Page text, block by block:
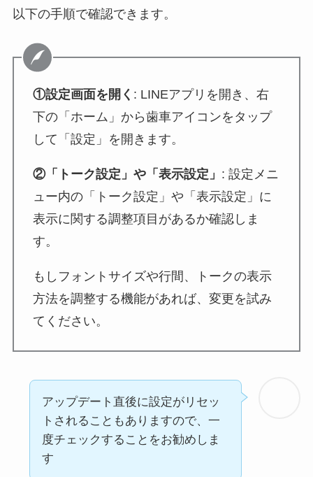
以下の手順で確認できます。
①設定画面を開く : LINEアプリを開き、右
下の「ホーム」から歯車アイコンをタップ
して「設定」を開きます。
②「トーク設定」や「表示設定」 : 設定メニ
ュー内の「トーク設定」や「表示設定」に
表示に関する調整項目があるか確認しま
す。
もしフォントサイズや行間、トークの表示
方法を調整する機能があれば、変更を試み
てください。
アップデート直後に設定がリセッ
トされることもありますので、一
度チェックすることをお勧めしま
す